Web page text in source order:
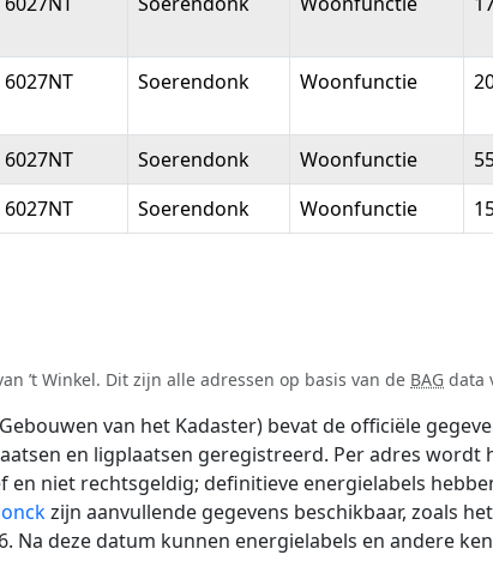
6027NT Soerendonk Woonfunctie
6027NT Soerendonk Woonfunctie
6027NT Soerendonk Woonfunctie
’t Winkel. Dit zijn alle adressen op basis van de BAG data
van het Kadaster) bevat de officiële
en ligplaatsen geregistreerd. Per adres
niet rechtsgeldig; definitieve energielabels
zijn aanvullende gegevens beschikbaar, zoals
Na deze datum kunnen energielabels en andere